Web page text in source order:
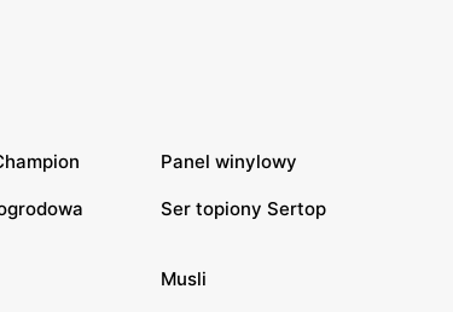
Panel winylowy
Ser topiony Sertop
Musli